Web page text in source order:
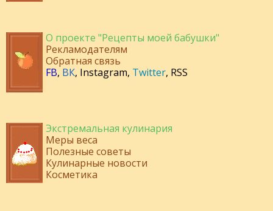
О проекте "Рецепты моей бабушки"
Рекламодателям
Обратная связь
FB, ВК, Instagram, Twitter, RSS
Экстремальная кулинария
Меры веса
Полезные советы
Кулинарные новости
Косметика